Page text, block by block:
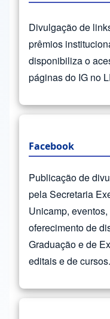
Divulgação de
prêmios
disponibiliza o
páginas do IG no
Facebook
Publicação de
pela Secretaria
Unicamp,
oferecimento de
Graduação e de
editais e de cursos.